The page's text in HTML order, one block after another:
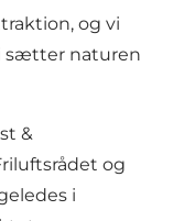
og vi
sætter naturen
&
og
i